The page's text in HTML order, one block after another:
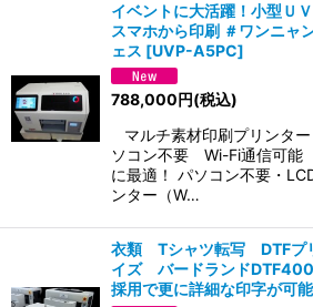
イベントに大活躍！小型Ｕ
スマホから印刷 ＃ワンニャ
ェス [UVP-A5PC]
788,000円(税込)
マルチ素材印刷プリンタ
ソコン不要 Wi-Fi通信可
に最適！ パソコン不要・
ンター（W…
衣類 Tシャツ転写 DTFプ
イズ バードランド
採用で更に詳細な印字が可